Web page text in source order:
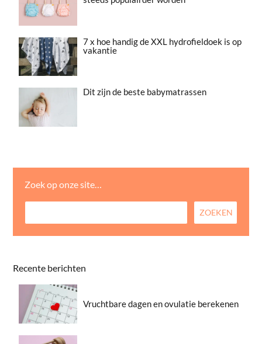
7 x hoe handig de XXL hydrofieldoek is op
vakantie
Dit zijn de beste babymatrassen
Zoek op onze site…
Recente berichten
Vruchtbare dagen en ovulatie berekenen